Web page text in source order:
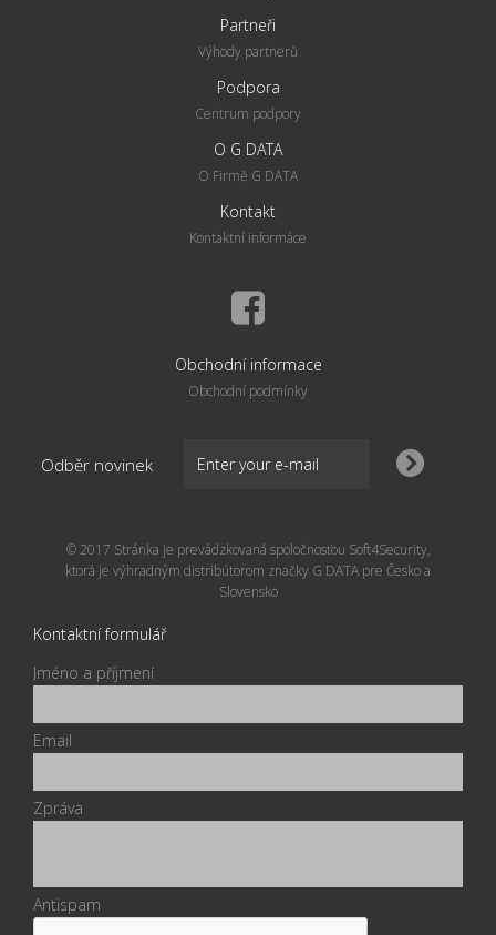
Partneři
Výhody partnerů
Podpora
Centrum podpory
O G DATA
O Firmě G DATA
Kontakt
Kontaktní informáce
Obchodní informace
Obchodní podmínky
Odběr novinek
© 2017 Stránka je prevádzkovaná spoločnosťou Soft4Security,
ktorá je výhradným distribútorom značky G DATA pre Česko a
Slovensko
Kontaktní formulář
Jméno a příjmení
Email
Zpráva
Antispam